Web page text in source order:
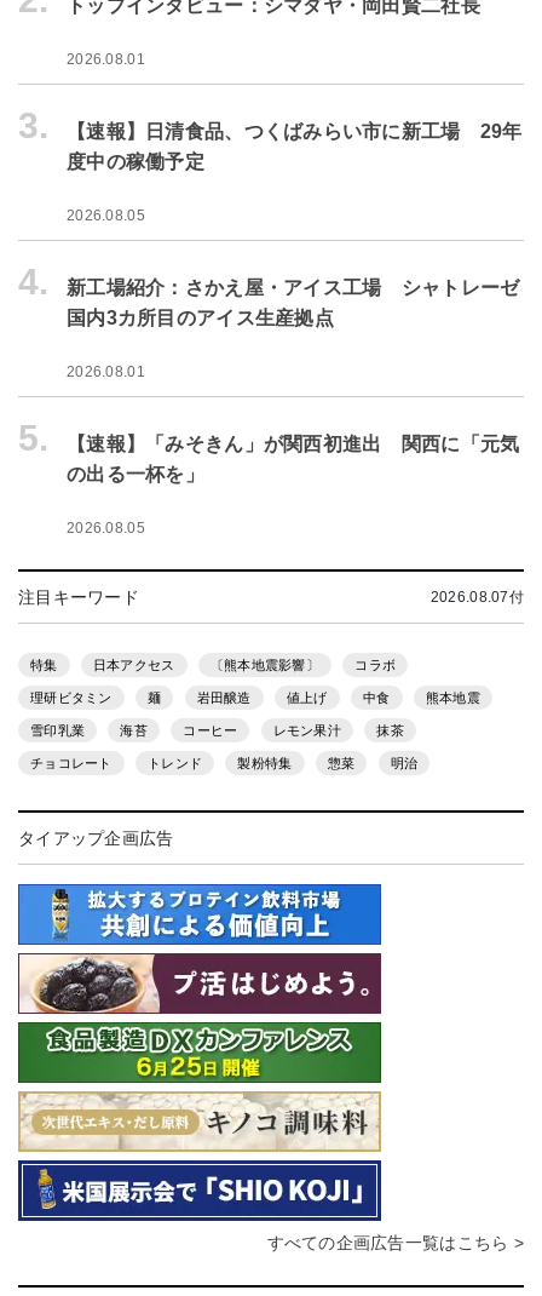
トップインタビュー：シマダヤ・岡田賢二社長
2026.08.01
3.
【速報】日清食品、つくばみらい市に新工場 29年
度中の稼働予定
2026.08.05
4.
新工場紹介：さかえ屋・アイス工場 シャトレーゼ
国内3カ所目のアイス生産拠点
2026.08.01
5.
【速報】「みそきん」が関西初進出 関西に「元気
の出る一杯を」
2026.08.05
注目キーワード 2026.08.07付
特集 日本アクセス 〔熊本地震影響〕 コラボ
理研ビタミン 麺 岩田醸造 値上げ 中食 熊本地震
雪印乳業 海苔 コーヒー レモン果汁 抹茶
チョコレート トレンド 製粉特集 惣菜 明治
タイアップ企画広告
すべての企画広告一覧はこちら >